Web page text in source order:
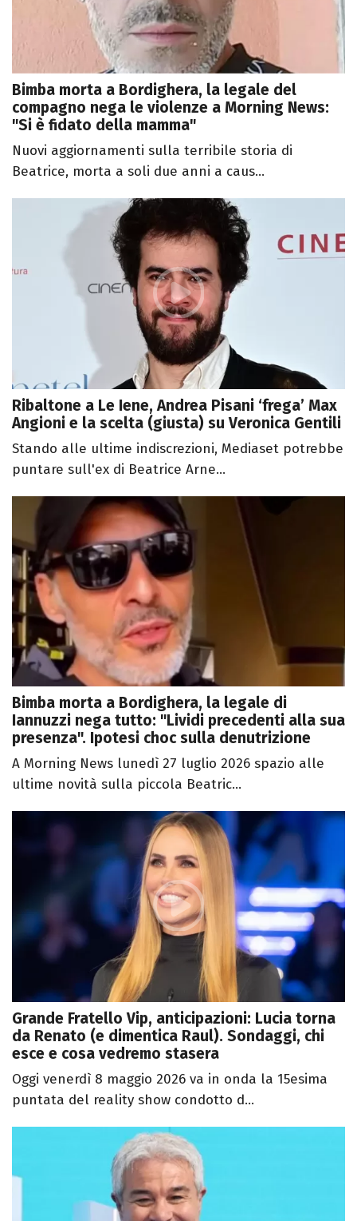
Bimba morta a Bordighera, la legale del
compagno nega le violenze a Morning News:
"Si è fidato della mamma"
Nuovi aggiornamenti sulla terribile storia di
Beatrice, morta a soli due anni a caus...
Ribaltone a Le Iene, Andrea Pisani ‘frega’ Max
Angioni e la scelta (giusta) su Veronica Gentili
Stando alle ultime indiscrezioni, Mediaset potrebbe
puntare sull'ex di Beatrice Arne...
Bimba morta a Bordighera, la legale di
Iannuzzi nega tutto: "Lividi precedenti alla sua
presenza". Ipotesi choc sulla denutrizione
A Morning News lunedì 27 luglio 2026 spazio alle
ultime novità sulla piccola Beatric...
Grande Fratello Vip, anticipazioni: Lucia torna
da Renato (e dimentica Raul). Sondaggi, chi
esce e cosa vedremo stasera
Oggi venerdì 8 maggio 2026 va in onda la 15esima
puntata del reality show condotto d...